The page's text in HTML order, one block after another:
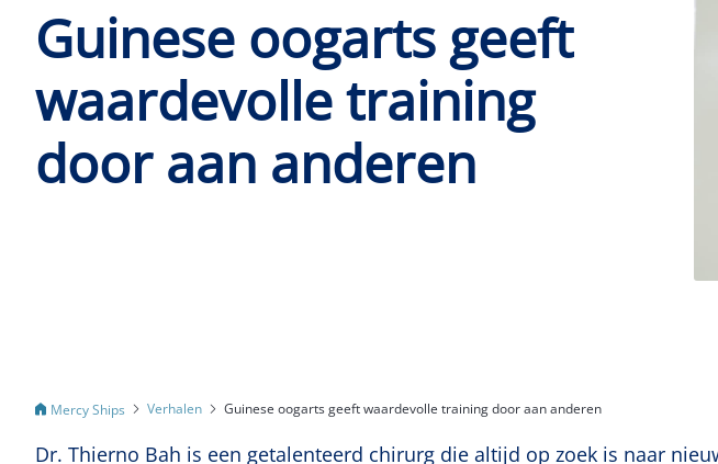
Guinese oogarts geeft
waardevolle training
door aan anderen
Mercy Ships Verhalen Guinese oogarts geeft waardevolle training door aan anderen
Dr. Thierno Bah is een getalenteerd chirurg die altijd op zoek is naar